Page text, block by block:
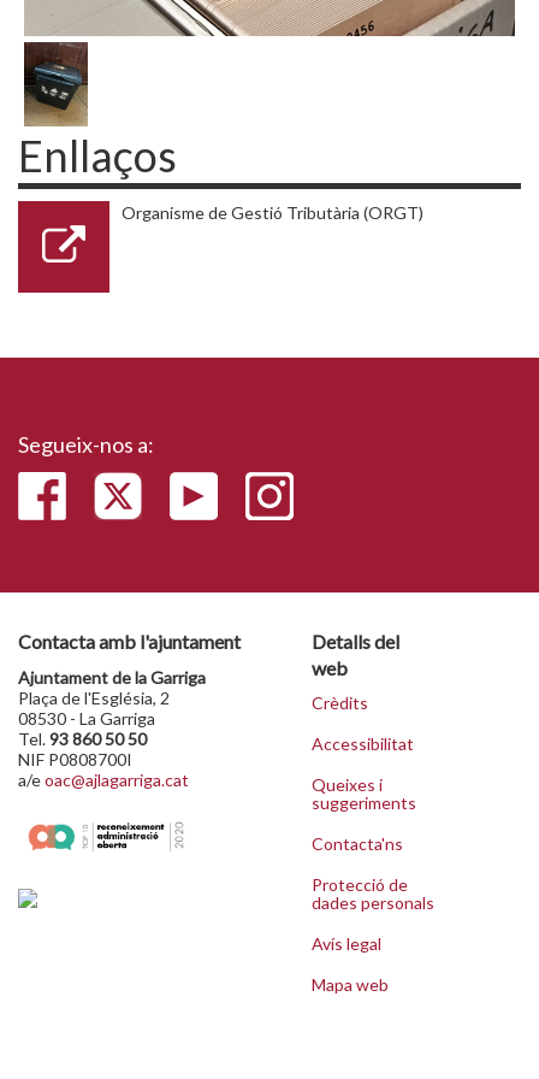
Enllaços
Organisme de Gestió Tributària (ORGT)
Segueix-nos a:
Contacta amb l'ajuntament
Ajuntament de la Garriga
Plaça de l'Església, 2
08530 - La Garriga
Tel.93 860 50 50
NIF P0808700I
a/eoac@ajlagarriga.cat
Detalls del
web
Crèdits
Accessibilitat
Queixes i
suggeriments
Contacta'ns
Protecció de
dades personals
Avís legal
Mapa web